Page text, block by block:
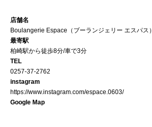
店舗名
Boulangerie Espace（ブーランジェリー エスパス）
最寄駅
柏崎駅から徒歩8分/車で3分
TEL
0257-37-2762
instagram
https://www.instagram.com/espace.0603/
Google Map